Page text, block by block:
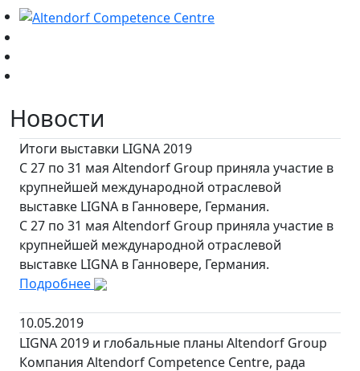
Новости
Итоги выставки LIGNA 2019
С 27 по 31 мая Altendorf Group приняла участие в
крупнейшей международной отраслевой
выставке LIGNA в Ганновере, Германия.
С 27 по 31 мая Altendorf Group приняла участие в
крупнейшей международной отраслевой
выставке LIGNA в Ганновере, Германия.
Подробнее
10.05.2019
LIGNA 2019 и глобальные планы Altendorf Group
Компания Altendorf Competence Centre, рада